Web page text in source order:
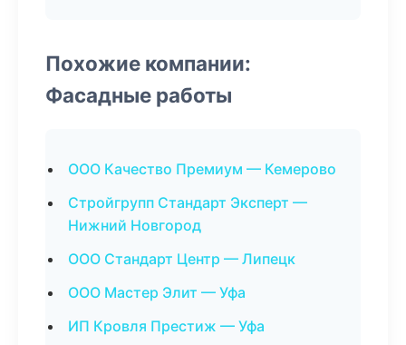
Похожие компании:
Фасадные работы
ООО Качество Премиум — Кемерово
Стройгрупп Стандарт Эксперт —
Нижний Новгород
ООО Стандарт Центр — Липецк
ООО Мастер Элит — Уфа
ИП Кровля Престиж — Уфа